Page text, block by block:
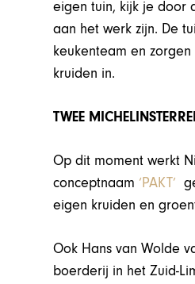
eigen tuin, kijk je door
aan het werk zijn. De
keukenteam en
kruiden in.
TWEE
Op dit moment werkt
conceptnaam ‘PAKT’
eigen kruiden en
Ook Hans van Wolde
boerderij in het Zuid-